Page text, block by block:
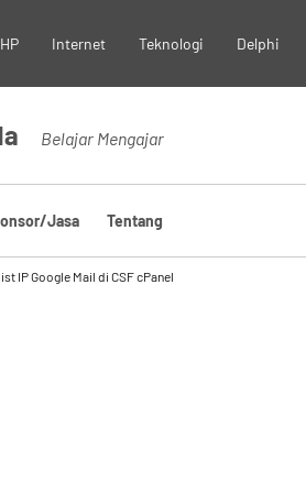
Internet Teknologi Delphi
Belajar Mengajar
Jasa Tentang
IP Google Mail di CSF cPanel